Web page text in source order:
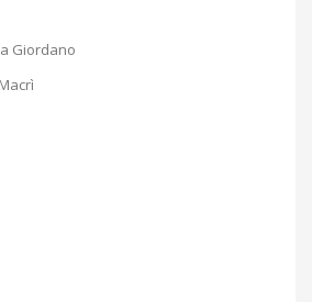
Giordano